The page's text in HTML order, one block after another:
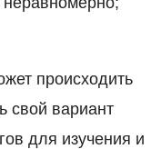
происходить
свой вариант
для изучения и